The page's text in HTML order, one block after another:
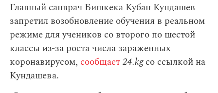
Главный санврач Бишкека Кубан Кундашев
запретил возобновление обучения в реальном
режиме для учеников со второго по шестой
классы из-за роста числа зараженных
коронавирусом, сообщает24.kgсо ссылкой на
Кундашева.